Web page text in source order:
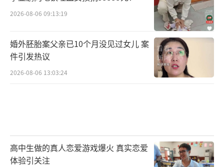
2026-08-06 09:13:19
婚外胚胎案父亲已10个月没见过女儿 案
件引发热议
2026-08-06 13:03:24
高中生做的真人恋爱游戏爆火 真实恋爱
体验引关注